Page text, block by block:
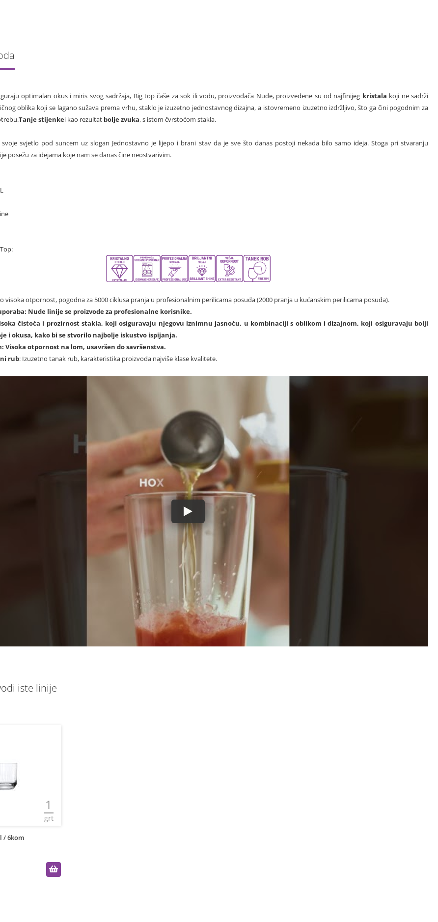
optimalan okus i miris svog sadržaja, Big top čaše za sok ili vodu, proizvođača Nude, proizvedene su od najfinijeg kristala koji ne sadrži
oblika koji se lagano sužava prema vrhu, staklo je izuzetno jednostavnog dizajna, a istovremeno izuzetno izdržljivo, što ga čini pogodnim za
Tanje stijenkei kao rezultat bolje zvuka, s istom čvrstoćom stakla.
svjetlo pod suncem uz slogan Jednostavno je lijepo i brani stav da je sve što danas postoji nekada bilo samo ideja. Stoga pri stvaranju
posežu za idejama koje nam se danas čine neostvarivim.
visoka otpornost, pogodna za 5000 ciklusa pranja u profesionalnim perilicama posuđa (2000 pranja u kućanskim perilicama posuđa).
: Nude linije se proizvode za profesionalne korisnike.
čistoća i prozirnost stakla, koji osiguravaju njegovu iznimnu jasnoću, u kombinaciji s oblikom i dizajnom, koji osiguravaju bolji
i okusa, kako bi se stvorilo najbolje iskustvo ispijanja.
: Visoka otpornost na lom, usavršen do savršenstva.
rub: Izuzetno tanak rub, karakteristika proizvoda najviše klase kvalitete.
iste linije
1
grt
/ 6kom